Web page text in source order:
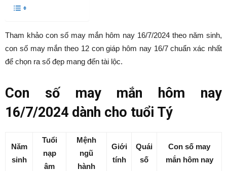
Tham khảo con số may mắn hôm nay 16/7/2024 theo năm sinh,
con số may mắn theo 12 con giáp hôm nay 16/7 chuẩn xác nhất
để chọn ra số đẹp mang đến tài lộc.
Con số may mắn hôm nay
16/7/2024 dành cho tuổi Tý
Năm
sinh
Tuổi
nạp
âm
Mệnh
ngũ
hành
Giới
tính
Quái
số
Con số may
mắn hôm nay